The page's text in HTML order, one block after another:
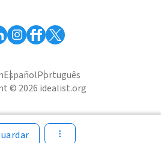
EspañolPortuguês
© 2026 idealist.org